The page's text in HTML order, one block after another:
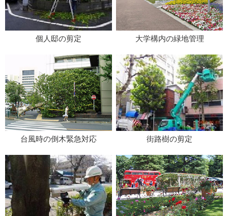
個人邸の剪定 大学構内の緑地管理
台風時の倒木緊急対応 街路樹の剪定